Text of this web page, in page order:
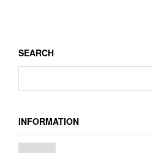
ン
SEARCH
INFORMATION